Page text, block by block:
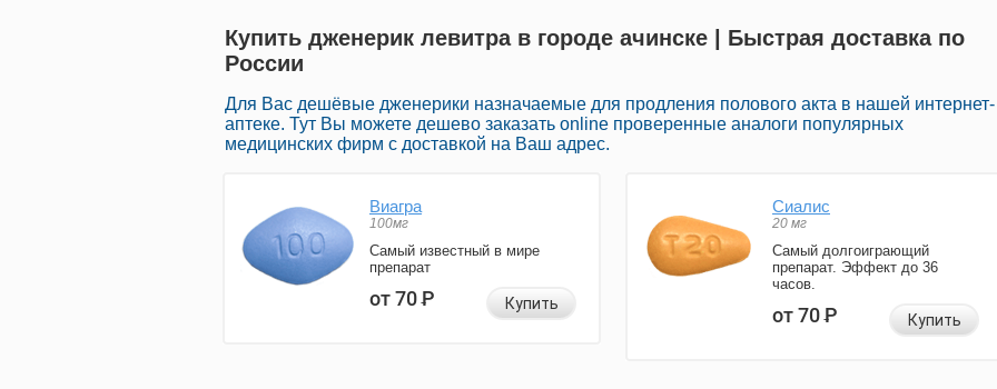
Купить дженерик левитра в городе ачинске | Быстрая доставка по
России
Для Вас дешёвые дженерики назначаемые для продления полового акта в нашей интернет-
аптеке. Тут Вы можете дешево заказать online проверенные аналоги популярных
медицинских фирм с доставкой на Ваш адрес.
Виагра
100мг
Самый известный в мире
препарат
от 70Р Купить
Сиалис
20 мг
Самый долгоиграющий
препарат. Эффект до 36
часов.
от 70Р Купить